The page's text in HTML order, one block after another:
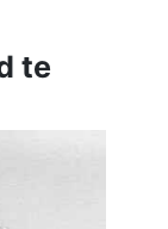
te